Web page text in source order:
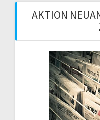
AKTION